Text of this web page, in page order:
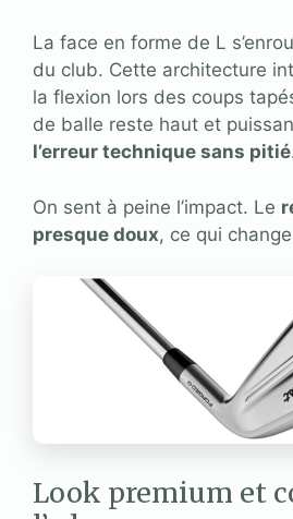
La face en forme de L
du club. Cette architecture
la flexion lors des coups
de balle reste haut et
l’erreur technique sans pitié
On sent à peine l’impact. Le
presque doux, ce qui
Look premium et